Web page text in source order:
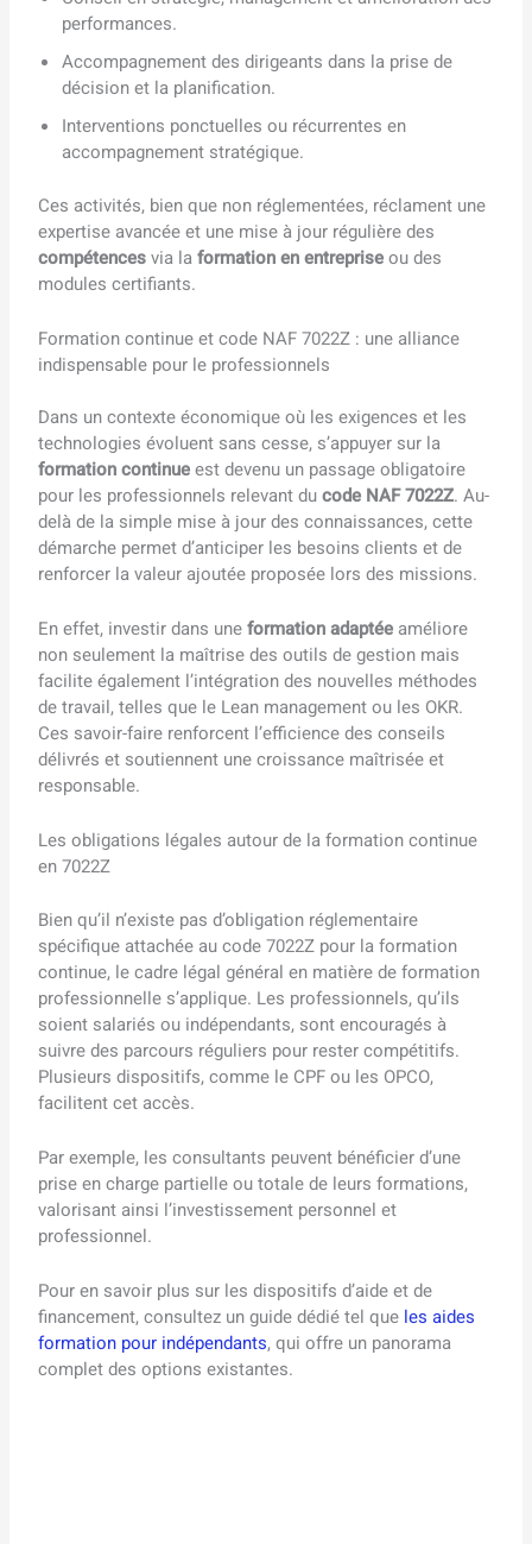
performances.
Accompagnement des dirigeants dans la prise de
décision et la planification.
Interventions ponctuelles ou récurrentes en
accompagnement stratégique.
Ces activités, bien que non réglementées, réclament une
expertise avancée et une mise à jour régulière des
compétencesvia laformation en entrepriseou des
modules certifiants.
Formation continue et code NAF 7022Z : une alliance
indispensable pour le professionnels
Dans un contexte économique où les exigences et les
technologies évoluent sans cesse, s’appuyer sur la
formation continueest devenu un passage obligatoire
pour les professionnels relevant ducode NAF 7022Z. Au-
delà de la simple mise à jour des connaissances, cette
démarche permet d’anticiper les besoins clients et de
renforcer la valeur ajoutée proposée lors des missions.
En effet, investir dans uneformation adaptée améliore
non seulement la maîtrise des outils de gestion mais
facilite également l’intégration des nouvelles méthodes
de travail, telles que le Lean management ou les OKR.
Ces savoir-faire renforcent l’efficience des conseils
délivrés et soutiennent une croissance maîtrisée et
responsable.
Les obligations légales autour de la formation continue
en 7022Z
Bien qu’il n’existe pas d’obligation réglementaire
spécifique attachée au code 7022Z pour la formation
continue, le cadre légal général en matière de formation
professionnelle s’applique. Les professionnels, qu’ils
soient salariés ou indépendants, sont encouragés à
suivre des parcours réguliers pour rester compétitifs.
Plusieurs dispositifs, comme le CPF ou les OPCO,
facilitent cet accès.
Par exemple, les consultants peuvent bénéficier d’une
prise en charge partielle ou totale de leurs formations,
valorisant ainsi l’investissement personnel et
professionnel.
Pour en savoir plus sur les dispositifs d’aide et de
financement, consultez un guide dédié tel que les aides
formation pour indépendants, qui offre un panorama
complet des options existantes.